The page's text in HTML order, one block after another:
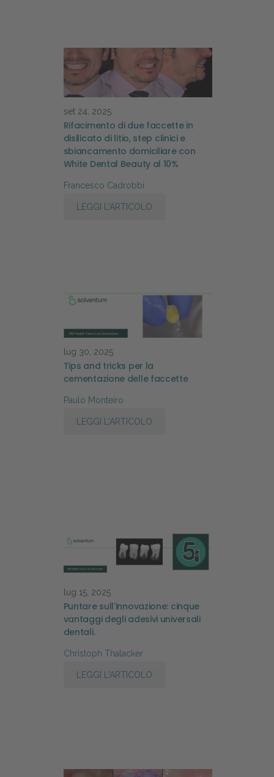
set 24, 2025
Rifacimento di due faccette in
disilicato di litio, step clinici e
sbiancamento domiciliare con
White Dental Beauty al 10%
Francesco Cadrobbi
LEGGI L'ARTICOLO
lug 30, 2025
Tips and tricks per la
cementazione delle faccette
Paulo Monteiro
LEGGI L'ARTICOLO
lug 15, 2025
Puntare sull'innovazione: cinque
vantaggi degli adesivi universali
dentali.
Christoph Thalacker
LEGGI L'ARTICOLO